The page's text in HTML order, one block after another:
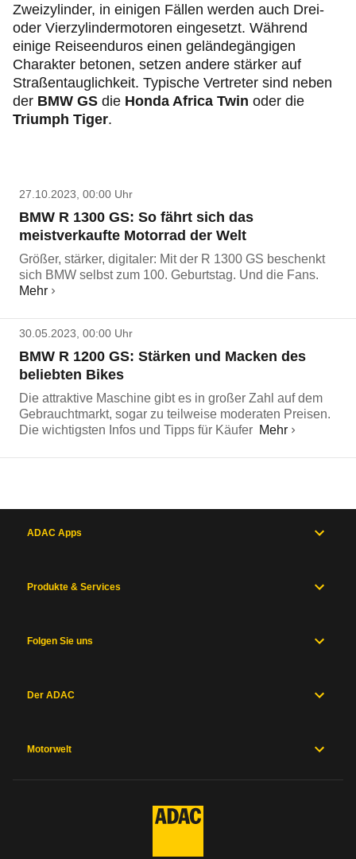
Zweizylinder, in einigen Fällen werden auch Drei-
oder Vierzylindermotoren eingesetzt. Während
einige Reiseenduros einen geländegängigen
Charakter betonen, setzen andere stärker auf
Straßentauglichkeit. Typische Vertreter sind neben
der BMW GS die Honda Africa Twin oder die
Triumph Tiger.
27.10.2023, 00:00 Uhr
BMW R 1300 GS: So fährt sich das
meistverkaufte Motorrad der Welt
Größer, stärker, digitaler: Mit der R 1300 GS beschenkt
sich BMW selbst zum 100. Geburtstag. Und die Fans.
Mehr
30.05.2023, 00:00 Uhr
BMW R 1200 GS: Stärken und Macken des
beliebten Bikes
Die attraktive Maschine gibt es in großer Zahl auf dem
Gebrauchtmarkt, sogar zu teilweise moderaten Preisen.
Die wichtigsten Infos und Tipps für Käufer Mehr
ADAC Apps
Produkte & Services
Folgen Sie uns
Der ADAC
Motorwelt